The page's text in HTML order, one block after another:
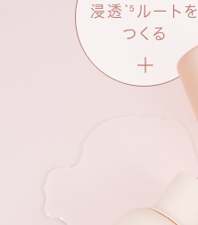
浸透 *5 ルートを
つくる